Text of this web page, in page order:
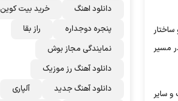
مسیر
سایر
دانلود اهنگ
خرید بیت کوین
پنجره دوجداره
راز بقا
نمایندگی مجاز بوش
دانلود آهنگ رز‌ موزیک
دانلود آهنگ جدید
آلپاری